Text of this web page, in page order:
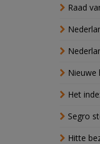
Raad
Nieuwe
Het
Segro
Hitte